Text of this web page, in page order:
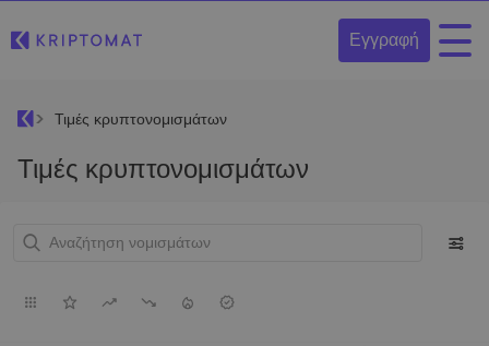
Εγγραφή
Τιμές κρυπτονομισμάτων
Τιμές κρυπτονομισμάτων